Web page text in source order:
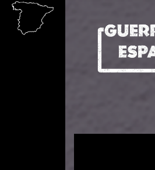
Aller au contenu principal